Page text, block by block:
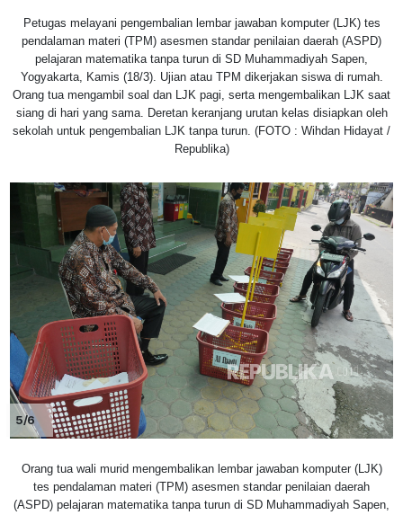
Petugas melayani pengembalian lembar jawaban komputer (LJK) tes
pendalaman materi (TPM) asesmen standar penilaian daerah (ASPD)
pelajaran matematika tanpa turun di SD Muhammadiyah Sapen,
Yogyakarta, Kamis (18/3). Ujian atau TPM dikerjakan siswa di rumah.
Orang tua mengambil soal dan LJK pagi, serta mengembalikan LJK saat
siang di hari yang sama. Deretan keranjang urutan kelas disiapkan oleh
sekolah untuk pengembalian LJK tanpa turun. (FOTO : Wihdan Hidayat /
Republika)
5/6
Orang tua wali murid mengembalikan lembar jawaban komputer (LJK)
tes pendalaman materi (TPM) asesmen standar penilaian daerah
(ASPD) pelajaran matematika tanpa turun di SD Muhammadiyah Sapen,